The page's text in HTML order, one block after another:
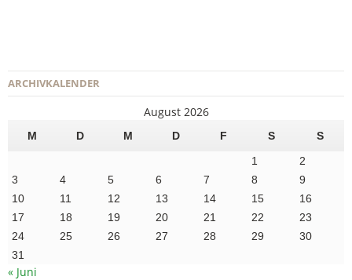
ARCHIVKALENDER
August 2026
M D M D F S
S
1
2
3
4 5 6 7 8
9
10
11 12 13 14 15
16
17
18 19 20 21 22
23
24
25 26 27 28 29
30
31
« Juni